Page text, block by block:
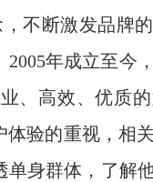
不断激发品牌
年成立至今
、高效、优质
验的重视，相
身群体，了解